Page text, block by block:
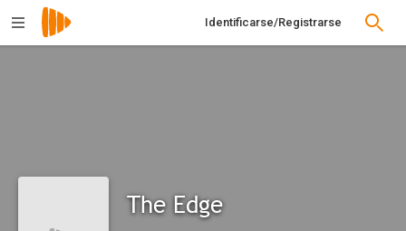
Identificarse/Registrarse
The Edge